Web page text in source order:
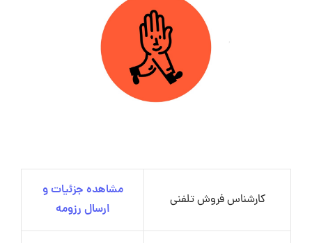
کارشناس فروش تلفنی
مشاهده جزئیات و
ارسال رزومه